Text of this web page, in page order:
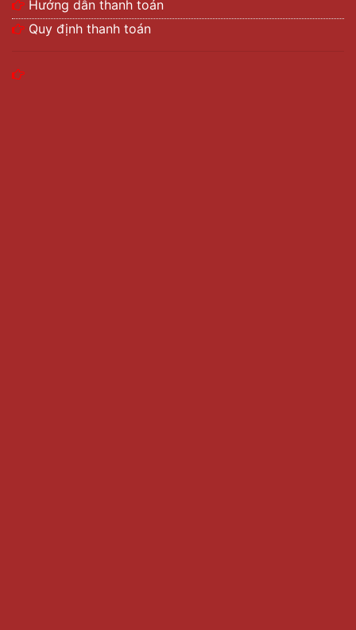
Hướng dẫn thanh toán
Quy định thanh toán